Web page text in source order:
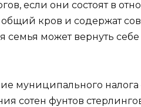
если они состоят в
кров и содержат
семья может вернуть
муниципального
сотен фунтов